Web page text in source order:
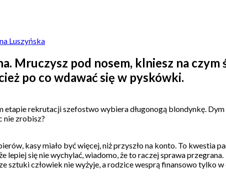
Luszyńska
Mruczysz pod nosem, klniesz na
po co wdawać się w pyskówki.
etapie rekrutacji szefostwo wybiera długonogą blondynkę.
nie zrobisz?
kasy miało być więcej, niż przyszło na konto. To kwestia
lepiej się nie wychylać, wiadomo, że to raczej sprawa przegrana.
sztuki człowiek nie wyżyje, a rodzice wesprą finansowo tylko